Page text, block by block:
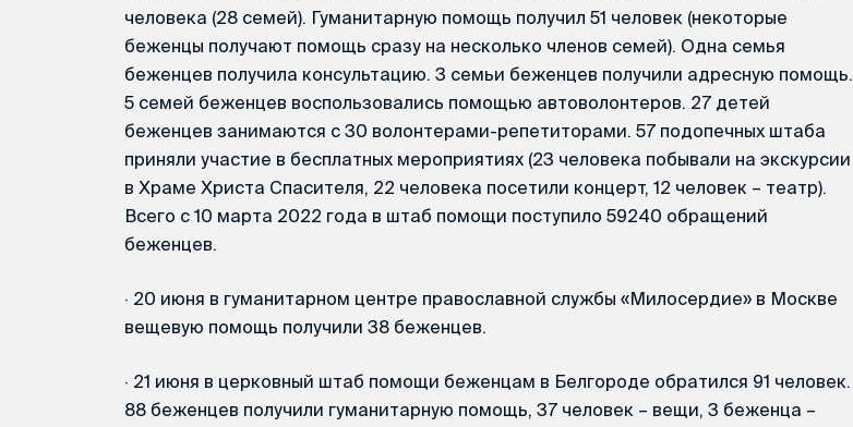
человека (28 семей). Гуманитарную помощь получил 51 человек (некоторые
беженцы получают помощь сразу на несколько членов семей). Одна семья
беженцев получила консультацию. 3 семьи беженцев получили адресную помощь.
5 семей беженцев воспользовались помощью автоволонтеров. 27 детей
беженцев занимаются с 30 волонтерами-репетиторами. 57 подопечных штаба
приняли участие в бесплатных мероприятиях (23 человека побывали на экскурсии
в Храме Христа Спасителя, 22 человека посетили концерт, 12 человек – театр).
Всего с 10 марта 2022 года в штаб помощи поступило 59240 обращений
беженцев.
· 20 июня в гуманитарном центре православной службы «Милосердие» в Москве
вещевую помощь получили 38 беженцев.
· 21 июня в церковный штаб помощи беженцам в Белгороде обратился 91 человек.
88 беженцев получили гуманитарную помощь, 37 человек – вещи, 3 беженца –